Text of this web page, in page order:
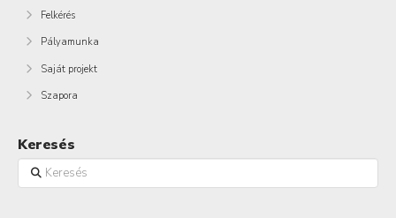
Felkérés
Pályamunka
Saját projekt
Szapora
Keresés
Keresés